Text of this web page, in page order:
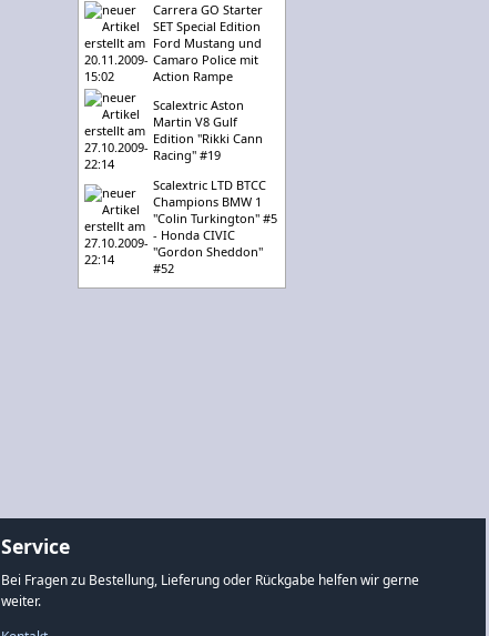
Carrera GO Starter
SET Special Edition
Ford Mustang und
Camaro Police mit
Action Rampe
Scalextric Aston
Martin V8 Gulf
Edition "Rikki Cann
Racing" #19
Scalextric LTD BTCC
Champions BMW 1
"Colin Turkington" #5
- Honda CIVIC
"Gordon Sheddon"
#52
Service
Bei Fragen zu Bestellung, Lieferung oder Rückgabe helfen wir gerne
weiter.